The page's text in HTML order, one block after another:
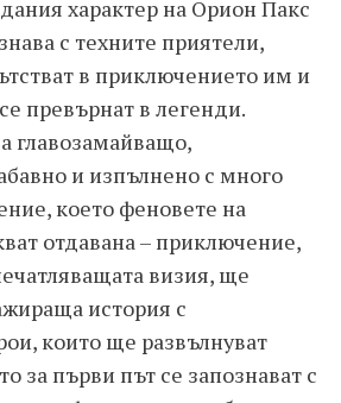
характер на Орион Пакс
с техните приятели,
в приключението им и
превърнат в легенди.
главозамайващо,
и изпълнено с много
което феновете на
отдавана – приключение,
визия, ще
история с
които ще развълнуват
за първи път се запознават с